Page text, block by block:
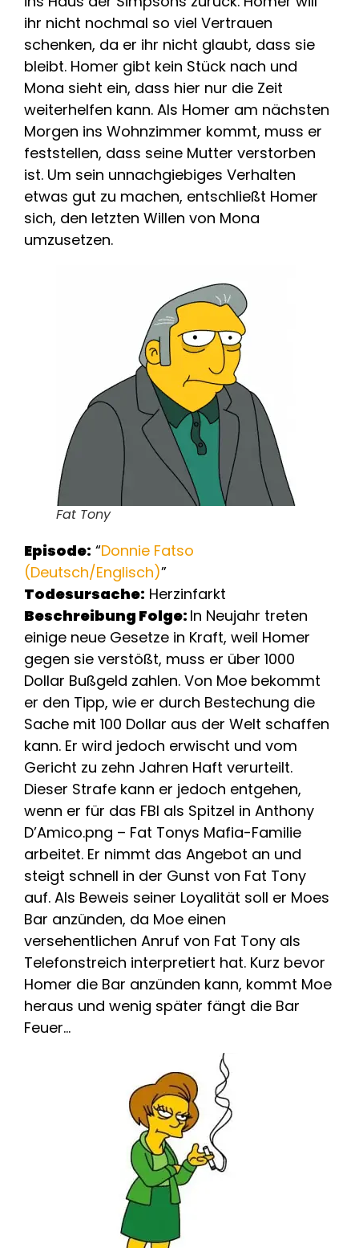
ihr nicht nochmal so viel Vertrauen
schenken, da er ihr nicht glaubt, dass sie
bleibt. Homer gibt kein Stück nach und
Mona sieht ein, dass hier nur die Zeit
weiterhelfen kann. Als Homer am nächsten
Morgen ins Wohnzimmer kommt, muss er
feststellen, dass seine Mutter verstorben
ist. Um sein unnachgiebiges Verhalten
etwas gut zu machen, entschließt Homer
sich, den letzten Willen von Mona
umzusetzen.
Fat Tony
Episode: “Donnie Fatso
(Deutsch/Englisch)”
Todesursache: Herzinfarkt
Beschreibung Folge: In Neujahr treten
einige neue Gesetze in Kraft, weil Homer
gegen sie verstößt, muss er über 1000
Dollar Bußgeld zahlen. Von Moe bekommt
er den Tipp, wie er durch Bestechung die
Sache mit 100 Dollar aus der Welt schaffen
kann. Er wird jedoch erwischt und vom
Gericht zu zehn Jahren Haft verurteilt.
Dieser Strafe kann er jedoch entgehen,
wenn er für das FBI als Spitzel in Anthony
D’Amico.png – Fat Tonys Mafia-Familie
arbeitet. Er nimmt das Angebot an und
steigt schnell in der Gunst von Fat Tony
auf. Als Beweis seiner Loyalität soll er Moes
Bar anzünden, da Moe einen
versehentlichen Anruf von Fat Tony als
Telefonstreich interpretiert hat. Kurz bevor
Homer die Bar anzünden kann, kommt Moe
heraus und wenig später fängt die Bar
Feuer…